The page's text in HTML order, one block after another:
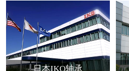
日本IKO轴承